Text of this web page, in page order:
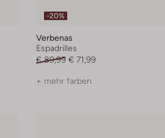
-20%
Verbenas
Espadrilles
€ 89,99 € 71,99
+ mehr farben